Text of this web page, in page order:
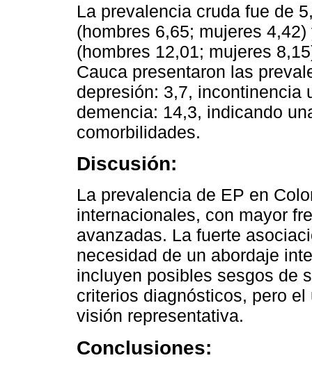
La prevalencia cruda fue de
(hombres 6,65; mujeres
(hombres 12,01; mujeres
Cauca presentaron las
depresión: 3,7, incontinencia
demencia: 14,3, indicando
comorbilidades.
Discusión:
La prevalencia de EP en
internacionales, con mayor
avanzadas. La fuerte
necesidad de un abordaje
incluyen posibles sesgos de
criterios diagnósticos, pero
visión representativa.
Conclusiones: